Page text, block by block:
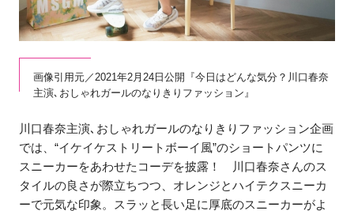
画像引用元／2021年2月24日公開『今日はどんな気分？川口春奈
主演､おしゃれガールのなりきりファッション』
川口春奈主演､おしゃれガールのなりきりファッション企画
では、“イケイケストリートボーイ風”のショートパンツに
スニーカーをあわせたコーデを披露！ 川口春奈さんのス
タイルの良さが際立ちつつ、オレンジとハイテクスニーカ
ーで元気な印象。スラッと長い足に厚底のスニーカーがよ